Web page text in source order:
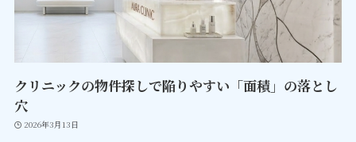
クリニックの物件探しで陥りやすい「面積」の落とし
穴
2026年3月13日